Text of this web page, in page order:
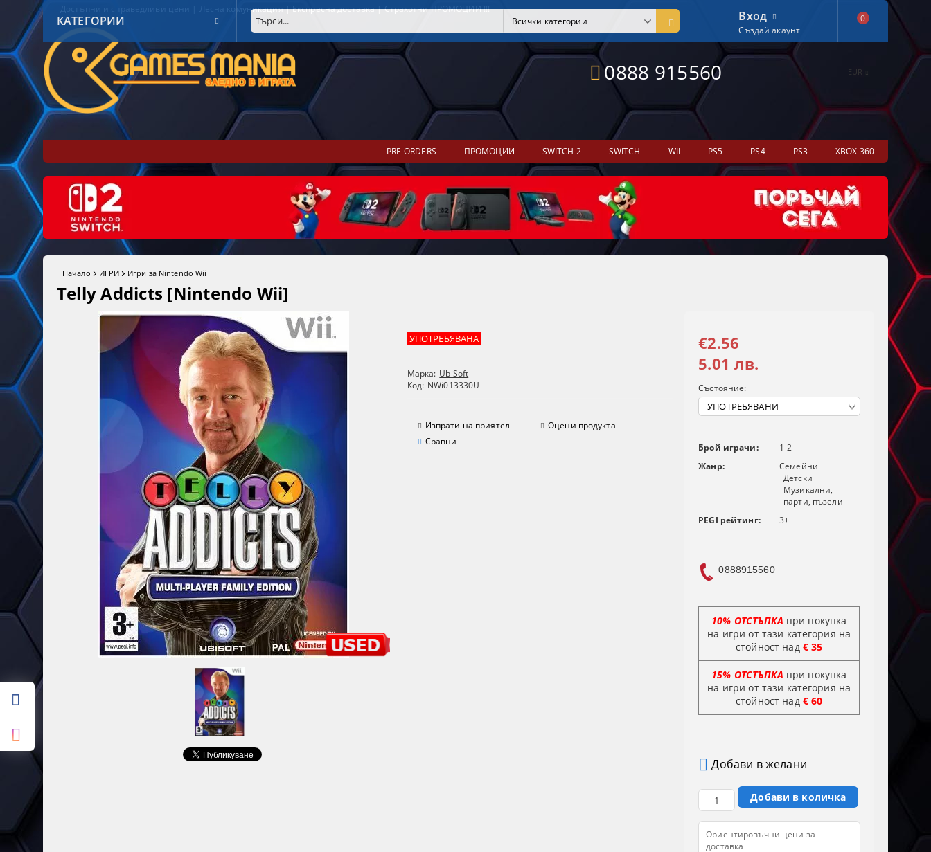
Достъпни и справедливи цени | Лесна комуникация | Експресна доставка | Страхотни ПРОМОЦИИ !!!
0888 915560 EUR
КАТЕГОРИИ Вход
Създай акаунт
0
PRE-ORDERS ПРОМОЦИИ SWITCH 2 SWITCH WII PS5 PS4 PS3 XBOX 360
Начало ИГРИ Игри за Nintendo Wii
Telly Addicts [Nintendo Wii]
УПОТРЕБЯВАНА
Марка: UbiSoft
Код: NWi013330U
Изпрати на приятел
Оцени продукта
Сравни
€2.56
5.01 лв.
Състояние:
Брой играчи:
1-2
Жанр:
Семейни
Детски
Музикални,
парти, пъзели
PEGI рейтинг:
3+
0888915560
10% ОТСТЪПКА при покупка
на игри от тази категория на
стойност над € 35
15% ОТСТЪПКА при покупка
на игри от тази категория на
стойност над € 60
Добави в желани
Ориентировъчни цени за
доставка